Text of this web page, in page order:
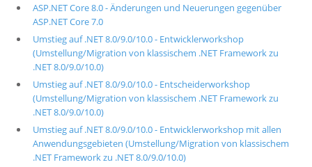
ASP.NET Core 8.0 - Änderungen und Neuerungen gegenüber
ASP.NET Core 7.0
Umstieg auf .NET 8.0/9.0/10.0 - Entwicklerworkshop
(Umstellung/Migration von klassischem .NET Framework zu
.NET 8.0/9.0/10.0)
Umstieg auf .NET 8.0/9.0/10.0 - Entscheiderworkshop
(Umstellung/Migration von klassischem .NET Framework zu
.NET 8.0/9.0/10.0)
Umstieg auf .NET 8.0/9.0/10.0 - Entwicklerworkshop mit allen
Anwendungsgebieten (Umstellung/Migration von klassischem
.NET Framework zu .NET 8.0/9.0/10.0)